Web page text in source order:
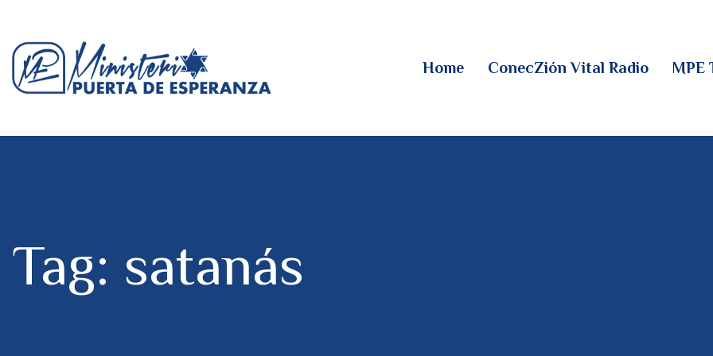
Home ConecZión Vital Radio MPE
Tag: satanás
CONECZIÓN VITAL
MPE TV